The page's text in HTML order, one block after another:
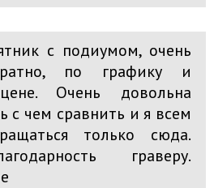
с подиумом, очень
по графику и
Очень довольна
с чем сравнить и я всем
только сюда.
граверу.